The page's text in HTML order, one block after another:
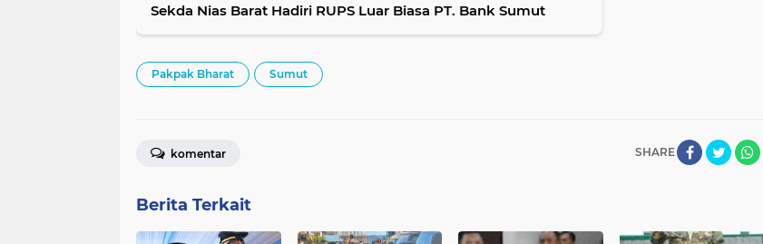
Sekda Nias Barat Hadiri RUPS Luar Biasa PT. Bank Sumut
Pakpak Bharat Sumut
SHARE
komentar
Berita Terkait